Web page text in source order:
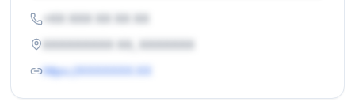
https://XXXXXXX.XX